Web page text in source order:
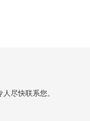
尽快联系您。